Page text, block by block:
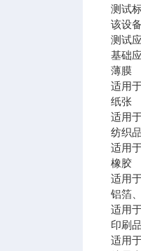
测试
该设
测试
基础
薄膜
适用
纸张
适用
纺织
适用
橡胶
适用
铝箔
适用
印刷
适用